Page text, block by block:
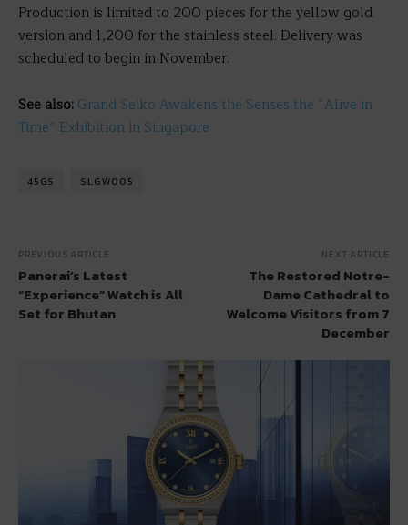
Production is limited to 200 pieces for the yellow gold
version and 1,200 for the stainless steel. Delivery was
scheduled to begin in November.
See also: Grand Seiko Awakens the Senses the “Alive in
Time” Exhibition in Singapore
45GS SLGW005
PREVIOUS ARTICLE
Panerai’s Latest
“Experience” Watch is All
Set for Bhutan
NEXT ARTICLE
The Restored Notre-
Dame Cathedral to
Welcome Visitors from 7
December